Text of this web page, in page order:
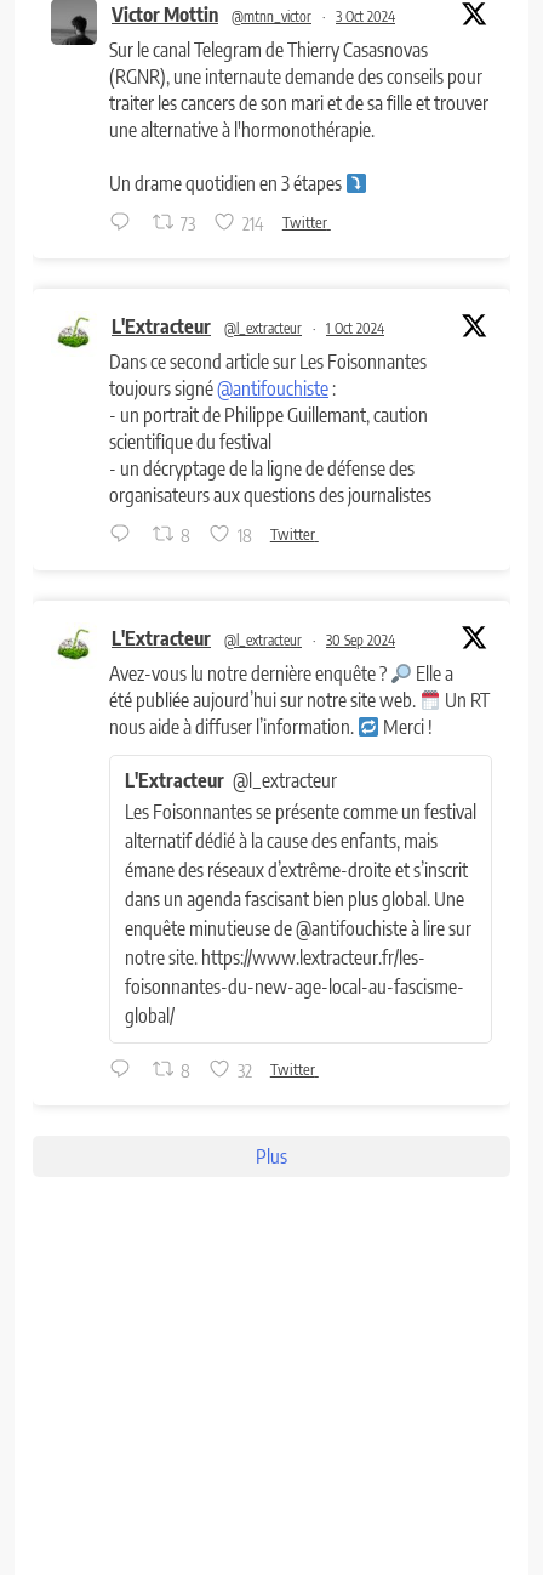
Victor Mottin @mtnn_victor · 3 Oct 2024
Sur le canal Telegram de Thierry Casasnovas
(RGNR), une internaute demande des conseils pour
traiter les cancers de son mari et de sa fille et trouver
une alternative à l'hormonothérapie.
Un drame quotidien en 3 étapes
73 214 Twitter
L'Extracteur @l_extracteur · 1 Oct 2024
Dans ce second article sur Les Foisonnantes
toujours signé@antifouchiste :
- un portrait de Philippe Guillemant, caution
scientifique du festival
- un décryptage de la ligne de défense des
organisateurs aux questions des journalistes
8 18 Twitter
L'Extracteur @l_extracteur · 30 Sep 2024
Avez-vous lu notre dernière enquête ?
Elle a
été publiée aujourd’hui sur notre site web.
Un RT
nous aide à diffuser l’information.
Merci !
L'Extracteur @l_extracteur
Les Foisonnantes se présente comme un festival
alternatif dédié à la cause des enfants, mais
émane des réseaux d’extrême-droite et s’inscrit
dans un agenda fascisant bien plus global. Une
enquête minutieuse de @antifouchiste à lire sur
notre site. https://www.lextracteur.fr/les-
foisonnantes-du-new-age-local-au-fascisme-
global/
8 32 Twitter
Plus